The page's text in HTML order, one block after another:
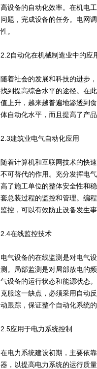
高设备的自动化效率。在机电
问题，完成设备的任务。电网
性。
2.2自动化在机械制造业中的应
随着社会的发展和科技的进步
找到提高综合水平的途径。在
值上升，越来越普遍地渗透到
体自动化水平，而且提高了产
2.3建筑业电气自动化应用
随着计算机和互联网技术的快
不可替代的作用。充分发挥电
高了施工单位的整体安全性和
套总装过程的监控和管理。编
监控，可以有效防止设备发生
2.4在线监控技术
电气设备的在线监测是对电气
测。局部监测是对局部放电的
气设备的运行状态和能源状态
克服这一缺点，必须采用自动
动跟踪，保证整个自动化系统
2.5应用于电力系统控制
在电力系统建设初期，主要依
器，以提高电力系统的运行质